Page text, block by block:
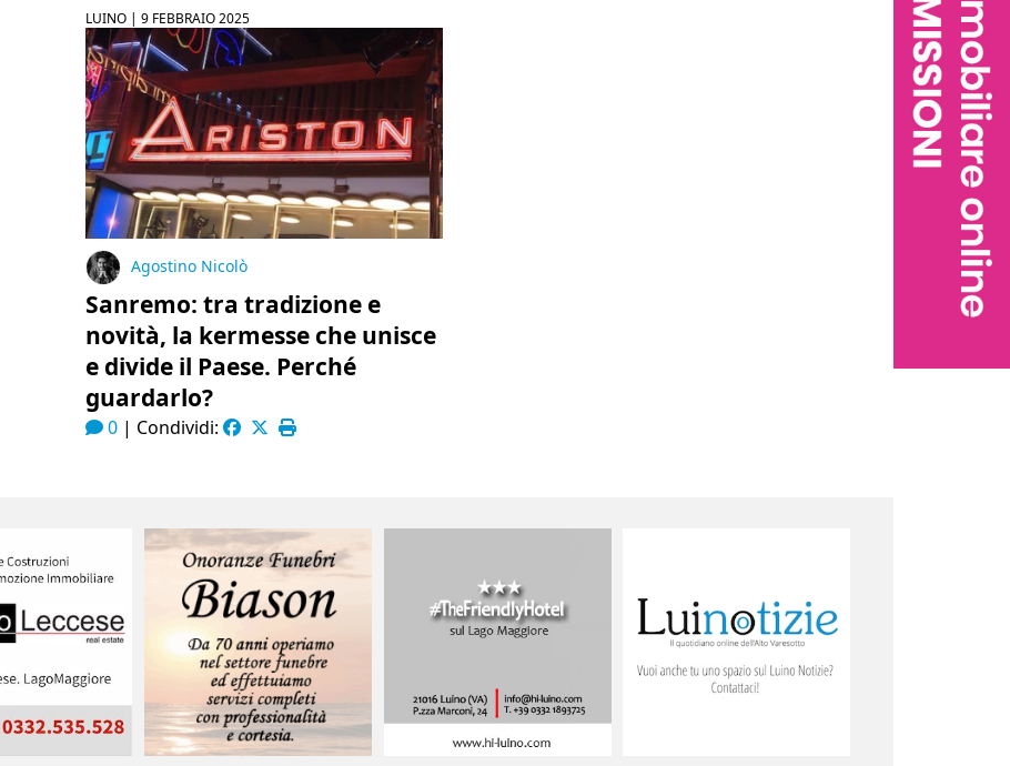
LUINO |9 FEBBRAIO 2025
Agostino Nicolò
Sanremo: tra tradizione e
novità, la kermesse che unisce
e divide il Paese. Perché
guardarlo?
0 | Condividi: